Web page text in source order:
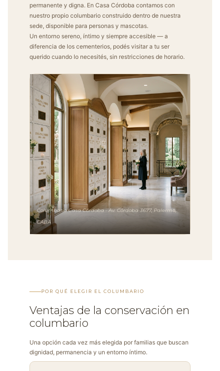
permanente y digna. En Casa Córdoba contamos con
nuestro propio columbario construido dentro de nuestra
sede, disponible para personas y mascotas.
Un entorno sereno, íntimo y siempre accesible — a
diferencia de los cementerios, podés visitar a tu ser
querido cuando lo necesités, sin restricciones de horario.
Columbario Casa Córdoba · Av. Córdoba 3677, Palermo,
CABA
POR QUÉ ELEGIR EL COLUMBARIO
Ventajas de la conservación en
columbario
Una opción cada vez más elegida por familias que buscan
dignidad, permanencia y un entorno íntimo.